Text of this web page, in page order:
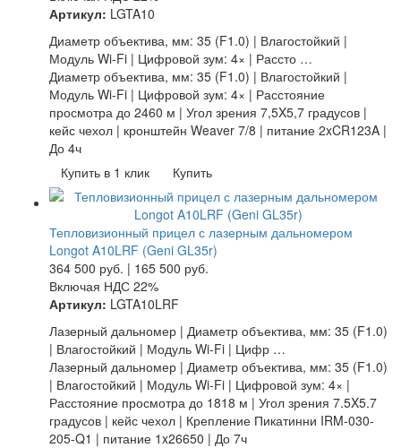
Артикул: LGTA10
Диаметр объектива, мм: 35 (F1.0) | Влагостойкий |
Модуль Wi-Fi | Цифровой зум: 4× | Рассто …
Диаметр объектива, мм: 35 (F1.0) | Влагостойкий |
Модуль Wi-Fi | Цифровой зум: 4× | Расстояние
просмотра до 2460 м | Угол зрения 7,5X5,7 градусов |
кейс чехол | кронштейн Weaver 7/8 | питание 2xCR123A |
До 4ч
Купить в 1 клик
Купить
Тепловизионный прицел с лазерным дальномером
Longot A10LRF (Geni GL35r)
364 500 руб. | 165 500 руб.
Включая НДС 22%
Артикул: LGTA10LRF
Лазерный дальномер | Диаметр объектива, мм: 35 (F1.0)
| Влагостойкий | Модуль Wi-Fi | Цифр …
Лазерный дальномер | Диаметр объектива, мм: 35 (F1.0)
| Влагостойкий | Модуль Wi-Fi | Цифровой зум: 4× |
Расстояние просмотра до 1818 м | Угол зрения 7.5X5.7
градусов | кейс чехол | Крепление Пикатинни IRM-030-
205-Q1 | питание 1x26650 | До 7ч